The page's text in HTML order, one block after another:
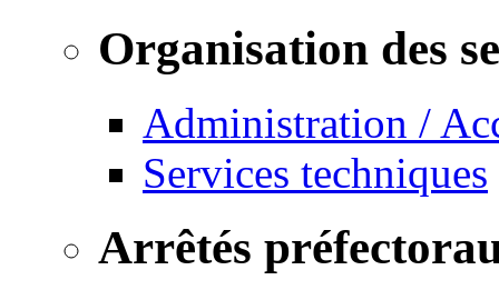
Organisation des
Administration /
Services techniques
Arrêtés